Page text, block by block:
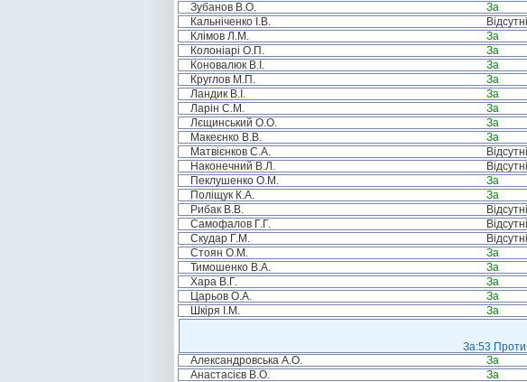
Зубанов В.О. За
Кальніченко І.В.
Клімов Л.М.
За
Колоніарі О.П.
За
Коновалюк В.І.
За
Круглов М.П.
За
Ландик В.І.
За
Ларін С.М.
За
Лєщинський О.О.
За
Макеєнко В.В.
За
Матвієнков С.А.
Наконечний В.Л.
Пеклушенко О.М.
За
Поліщук К.А.
За
Рибак В.В.
Самофалов Г.Г.
Скудар Г.М.
Стоян О.М.
За
Тимошенко В.А.
За
Хара В.Г.
За
Царьов О.А.
За
Шкіря І.М.
За
За:53
Александровська А.О.
За
Анастасієв В.О.
За